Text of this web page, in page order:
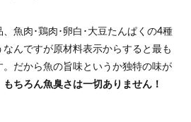
魚肉･鶏肉･卵白･大豆たんぱくの4種
んですが原材料表示からすると最も
だから魚の旨味というか独特の味が
もちろん魚臭さは一切ありません！